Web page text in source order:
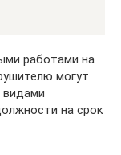
работами на
могут
видами
на срок